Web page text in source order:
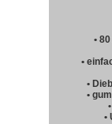
•
•
•
•
•